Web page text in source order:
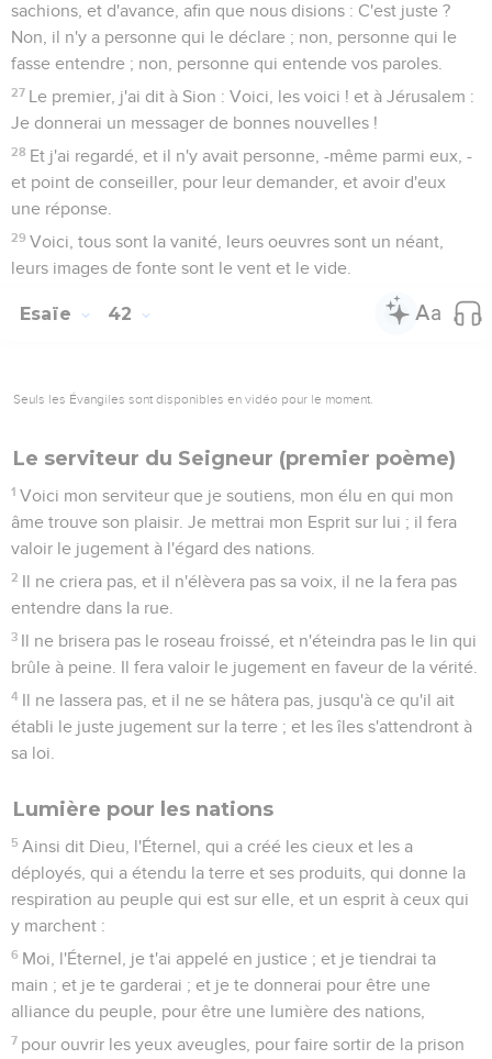
sachions, et d'avance, afin que nous disions : C'est juste ?
Non, il n'y a personne qui le déclare ; non, personne qui le
fasse entendre ; non, personne qui entende vos paroles.
27 Le premier, j'ai dit à Sion : Voici, les voici ! et à Jérusalem :
Je donnerai un messager de bonnes nouvelles !
28 Et j'ai regardé, et il n'y avait personne, -même parmi eux, -
et point de conseiller, pour leur demander, et avoir d'eux
une réponse.
29 Voici, tous sont la vanité, leurs oeuvres sont un néant,
leurs images de fonte sont le vent et le vide.
Esaïe 42
Seuls les Évangiles sont disponibles en vidéo pour le moment.
Le serviteur du Seigneur (premier poème)
1 Voici mon serviteur que je soutiens, mon élu en qui mon
âme trouve son plaisir. Je mettrai mon Esprit sur lui ; il fera
valoir le jugement à l'égard des nations.
2 Il ne criera pas, et il n'élèvera pas sa voix, il ne la fera pas
entendre dans la rue.
3 Il ne brisera pas le roseau froissé, et n'éteindra pas le lin qui
brûle à peine. Il fera valoir le jugement en faveur de la vérité.
4 Il ne lassera pas, et il ne se hâtera pas, jusqu'à ce qu'il ait
établi le juste jugement sur la terre ; et les îles s'attendront à
sa loi.
Lumière pour les nations
5 Ainsi dit Dieu, l'Éternel, qui a créé les cieux et les a
déployés, qui a étendu la terre et ses produits, qui donne la
respiration au peuple qui est sur elle, et un esprit à ceux qui
y marchent :
6 Moi, l'Éternel, je t'ai appelé en justice ; et je tiendrai ta
main ; et je te garderai ; et je te donnerai pour être une
alliance du peuple, pour être une lumière des nations,
7 pour ouvrir les yeux aveugles, pour faire sortir de la prison